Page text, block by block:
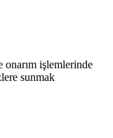
işlemlerinde
sunmak